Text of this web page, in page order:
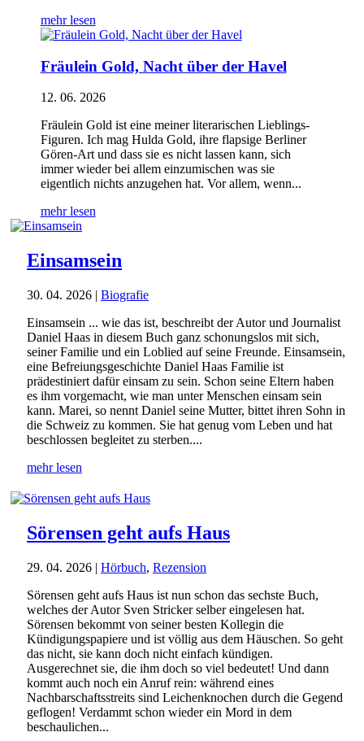
mehr lesen
Fräulein Gold, Nacht über der Havel
12. 06. 2026
Fräulein Gold ist eine meiner literarischen Lieblings-
Figuren. Ich mag Hulda Gold, ihre flapsige Berliner
Gören-Art und dass sie es nicht lassen kann, sich
immer wieder bei allem einzumischen was sie
eigentlich nichts anzugehen hat. Vor allem, wenn...
mehr lesen
Einsamsein
30. 04. 2026 | Biografie
Einsamsein ... wie das ist, beschreibt der Autor und Journalist
Daniel Haas in diesem Buch ganz schonungslos mit sich,
seiner Familie und ein Loblied auf seine Freunde. Einsamsein,
eine Befreiungsgeschichte Daniel Haas Familie ist
prädestiniert dafür einsam zu sein. Schon seine Eltern haben
es ihm vorgemacht, wie man unter Menschen einsam sein
kann. Marei, so nennt Daniel seine Mutter, bittet ihren Sohn in
die Schweiz zu kommen. Sie hat genug vom Leben und hat
beschlossen begleitet zu sterben....
mehr lesen
Sörensen geht aufs Haus
29. 04. 2026 | Hörbuch, Rezension
Sörensen geht aufs Haus ist nun schon das sechste Buch,
welches der Autor Sven Stricker selber eingelesen hat.
Sörensen bekommt von seiner besten Kollegin die
Kündigungspapiere und ist völlig aus dem Häuschen. So geht
das nicht, sie kann doch nicht einfach kündigen.
Ausgerechnet sie, die ihm doch so viel bedeutet! Und dann
kommt auch noch ein Anruf rein: während eines
Nachbarschaftsstreits sind Leichenknochen durch die Gegend
geflogen! Verdammt schon wieder ein Mord in dem
beschaulichen...